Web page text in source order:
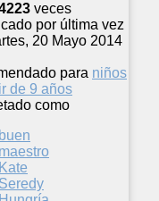
veces
por última vez
20 Mayo 2014
para niños
de 9 años
como
buen
maestro
Kate
Seredy